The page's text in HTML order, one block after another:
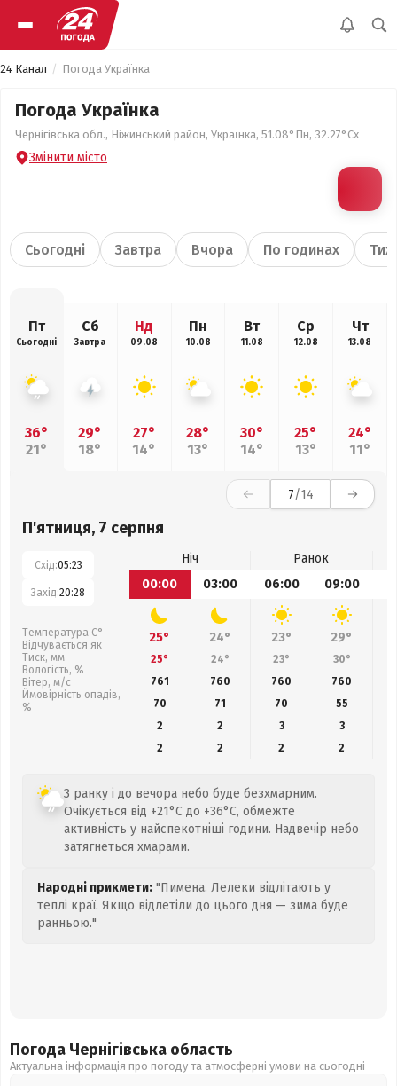
24 Канал Погода Українка
Погода Українка
Чернігівська обл., Ніжинський район, Українка, 51.08°Пн, 32.27°Сх
Змінити місто
Сьогодні Завтра Вчора По годинах
Пт
Сьогодні
36°
21°
Сб
Завтра
29°
18°
Нд
09.08
27°
14°
Пн
10.08
28°
13°
Вт
11.08
30°
14°
Ср
12.08
25°
13°
Чт
13.08
24°
11°
7/14
П'ятниця, 7 серпня
Схід:05:23
Захід:20:28
Температура С°
Відчувається як
Тиск, мм
Вологість, %
Вітер, м/с
Ймовірність опадів,
%
Ніч
Ранок
00:00
03:00 06:00 09:00
25° 24° 23° 29°
25° 24° 23° 30°
761
760 760 760
70
71 70 55
2
2 3
3
2
2 2 2
З ранку і до вечора небо буде безхмарним.
Очікується від +21°C до +36°C, обмежте
активність у найспекотніші години. Надвечір небо
затягнеться хмарами.
Народні прикмети: "Пимена. Лелеки відлітають у
теплі краї. Якщо відлетіли до цього дня — зима буде
ранньою."
Погода Чернігівська область
Актуальна інформація про погоду та атмосферні умови на сьогодні